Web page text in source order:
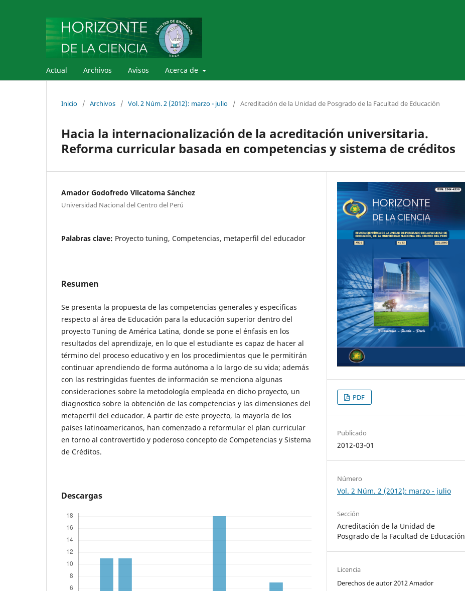
Actual Archivos Avisos Acerca de
Inicio / Archivos / Vol. 2 Núm. 2 (2012): marzo - julio / Acreditación de la Unidad de Posgrado de la Facultad de Educación
Hacia la internacionalización de la acreditación universitaria.
Reforma curricular basada en competencias y sistema de créditos
Amador Godofredo Vilcatoma Sánchez
Universidad Nacional del Centro del Perú
Palabras clave: Proyecto tuning, Competencias, metaperfil del educador
Resumen
Se presenta la propuesta de las competencias generales y especificas
respecto al área de Educación para la educación superior dentro del
proyecto Tuning de América Latina, donde se pone el énfasis en los
resultados del aprendizaje, en lo que el estudiante es capaz de hacer al
término del proceso educativo y en los procedimientos que le permitirán
continuar aprendiendo de forma autónoma a lo largo de su vida; además
con las restringidas fuentes de información se menciona algunas
consideraciones sobre la metodología empleada en dicho proyecto, un
diagnostico sobre la obtención de las competencias y las dimensiones del
metaperfil del educador. A partir de este proyecto, la mayoría de los
países latinoamericanos, han comenzado a reformular el plan curricular
en torno al controvertido y poderoso concepto de Competencias y Sistema
de Créditos.
Descargas
PDF
Publicado
2012-03-01
Número
Vol. 2 Núm. 2 (2012): marzo - julio
Sección
Acreditación de la Unidad de
Posgrado de la Facultad de Educación
Licencia
Derechos de autor 2012 Amador